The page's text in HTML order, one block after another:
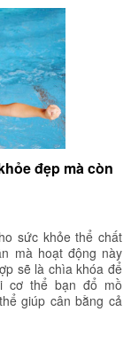
đẹp mà còn
sức khỏe thể chất
mà hoạt động này
sẽ là chìa khóa để
cơ thể bạn đổ mồ
giúp cân bằng cả